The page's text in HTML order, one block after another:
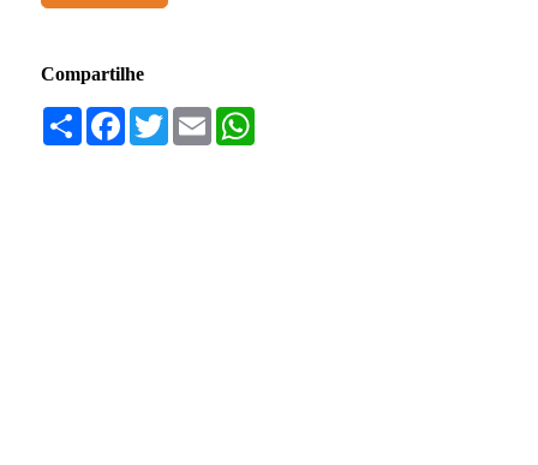
Compartilhe
Compartilhar
Facebook
TwitterEmail